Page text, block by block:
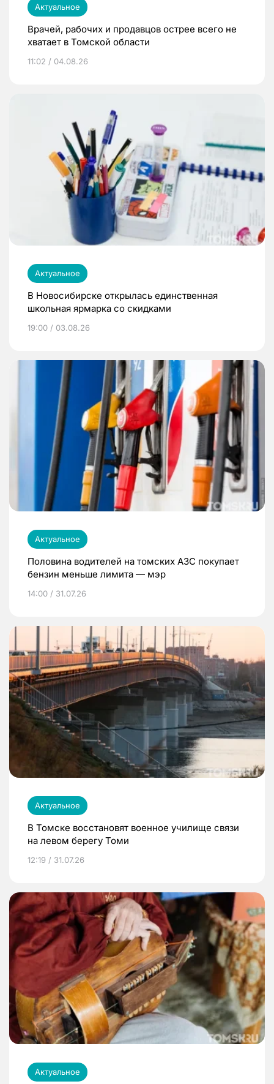
Актуальное
Врачей, рабочих и продавцов острее всего не
хватает в Томской области
11:02 / 04.08.26
Актуальное
В Новосибирске открылась единственная
школьная ярмарка со скидками
19:00 / 03.08.26
Актуальное
Половина водителей на томских АЗС покупает
бензин меньше лимита — мэр
14:00 / 31.07.26
Актуальное
В Томске восстановят военное училище связи
на левом берегу Томи
12:19 / 31.07.26
Актуальное